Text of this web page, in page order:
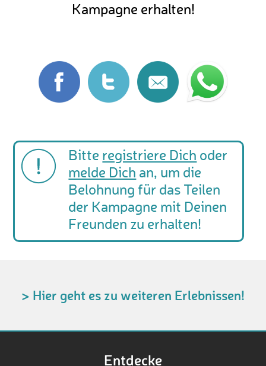
Kampagne erhalten!
Bitte registriere Dich oder
melde Dich an, um die
Belohnung für das Teilen
der Kampagne mit Deinen
Freunden zu erhalten!
> Hier geht es zu weiteren Erlebnissen!
Entdecke